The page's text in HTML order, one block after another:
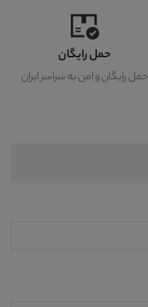
حمل رایگان
حمل رایگان و امن به سراسر ایران